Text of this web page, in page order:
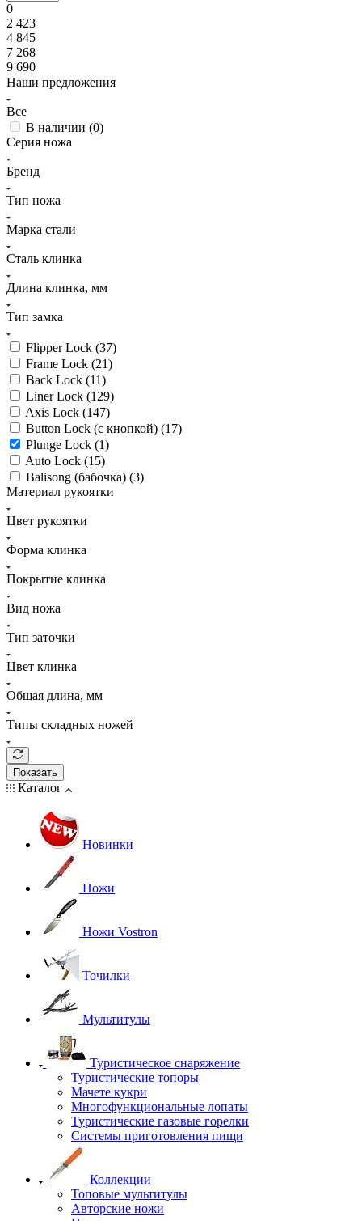
0
2 423
4 845
7 268
9 690
Наши предложения
Все
В наличии (0)
Серия ножа
Бренд
Тип ножа
Марка стали
Сталь клинка
Длина клинка, мм
Тип замка
Flipper Lock (37)
Frame Lock (21)
Back Lock (11)
Liner Lock (129)
Axis Lock (147)
Button Lock (с кнопкой) (17)
Plunge Lock (1)
Auto Lock (15)
Balisong (бабочка) (3)
Материал рукоятки
Цвет рукоятки
Форма клинка
Покрытие клинка
Вид ножа
Тип заточки
Цвет клинка
Общая длина, мм
Типы складных ножей
Показать
Каталог
Новинки
Ножи
Ножи Vostron
Точилки
Мультитулы
Туристическое снаряжение
Туристические топоры
Мачете кукри
Многофункциональные лопаты
Туристические газовые горелки
Системы приготовления пищи
Коллекции
Топовые мультитулы
Авторские ножи